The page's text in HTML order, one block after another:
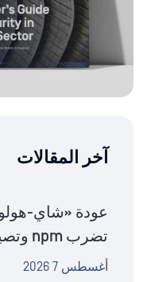
آخر المقالات
تضرب npm وتصيب مئات الحزم
أغسطس 7 2026